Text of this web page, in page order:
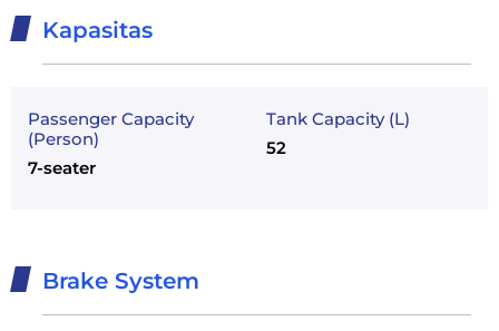
Kapasitas
Passenger Capacity
(Person)
7-seater
Tank Capacity (L)
52
Brake System